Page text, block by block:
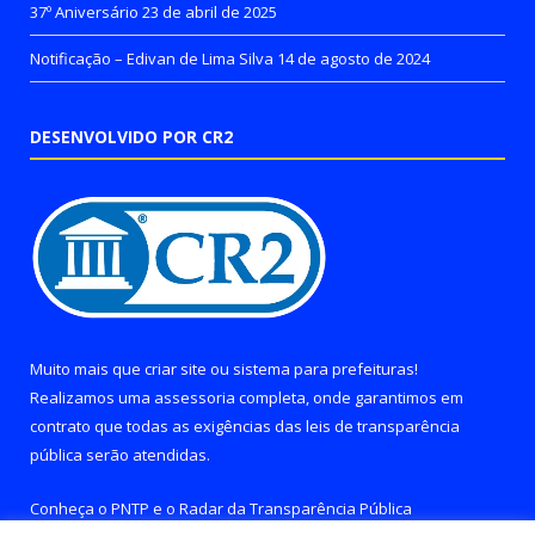
37º Aniversário 23 de abril de 2025
Notificação – Edivan de Lima Silva 14 de agosto de 2024
DESENVOLVIDO POR CR2
Muito mais que criar site ou sistema para prefeituras!
Realizamos uma assessoria completa, onde garantimos em
contrato que todas as exigências das leis de transparência
pública serão atendidas.
Conheça o PNTP e o Radar da Transparência Pública